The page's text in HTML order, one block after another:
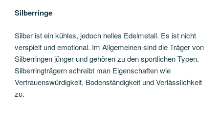
Silberringe
Silber ist ein kühles, jedoch helles Edelmetall. Es ist nicht
verspielt und emotional. Im Allgemeinen sind die Träger von
Silberringen jünger und gehören zu den sportlichen Typen.
Silberringträgern schreibt man Eigenschaften wie
Vertrauenswürdigkeit, Bodenständigkeit und Verlässlichkeit
zu.